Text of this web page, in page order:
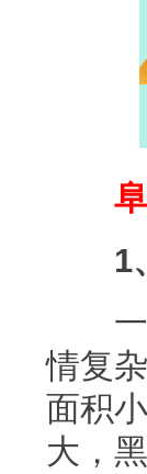
阜阳
1、
一直
情复
面积
大，